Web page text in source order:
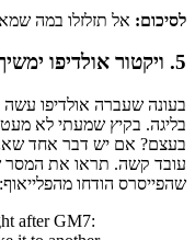
לסיכום: אל תזלזלו במה
5. ויקטור אולדיפו ימשיך להשתפר
בעונה שעברה אולדיפו עשה
בליגה. בקיץ שמעתי לא
בעצם? אם יש דבר אחד
עובד קשה. תראו את המסר
שהפייסרס הודחו מהפלייאוף:
after GM7: